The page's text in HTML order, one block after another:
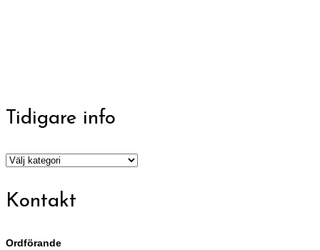
Tidigare info
Tidigare
Kontakt
Ordförande